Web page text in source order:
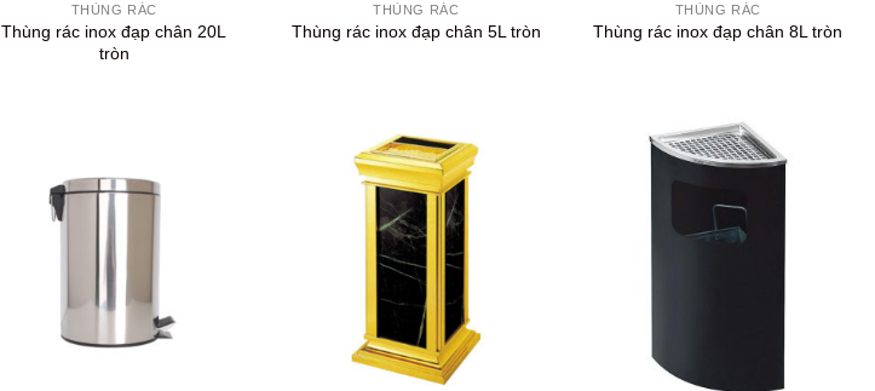
THÙNG RÁC
Thùng rác inox đạp chân 20L
tròn
THÙNG RÁC
Thùng rác inox đạp chân 5L tròn
THÙNG RÁC
Thùng rác inox đạp chân 8L tròn